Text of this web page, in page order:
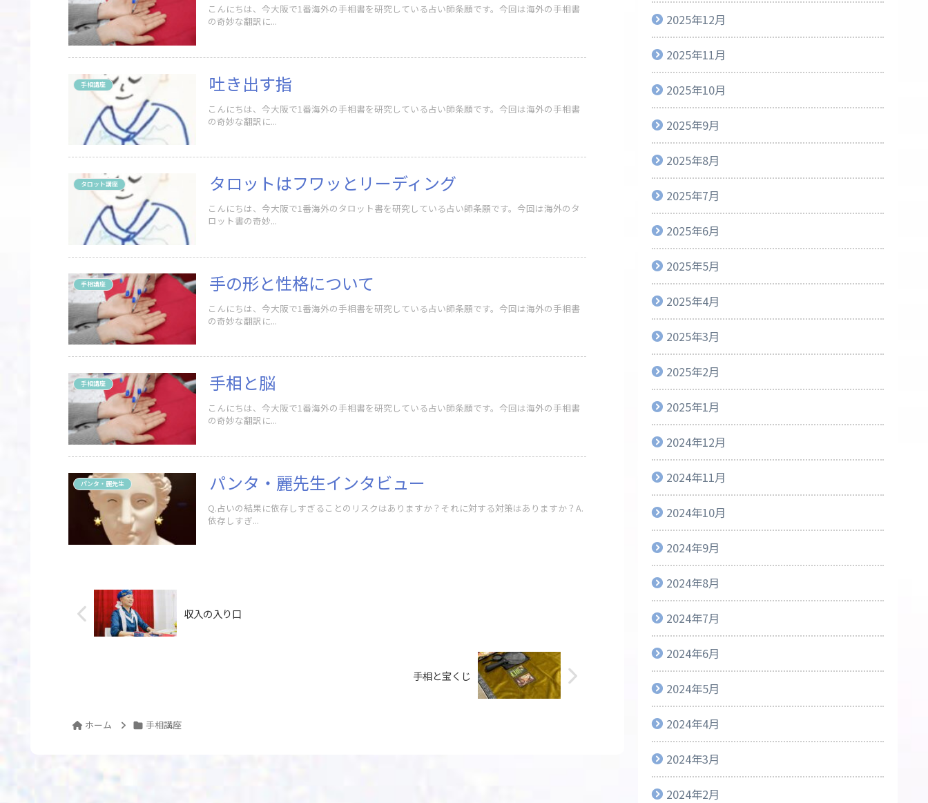
こんにちは、今大阪で1番海外の手相書を研究している占い師条願です。今回は海外の手相書
の奇妙な翻訳に...
手相講座 吐き出す指
こんにちは、今大阪で1番海外の手相書を研究している占い師条願です。今回は海外の手相書
の奇妙な翻訳に...
タロット講座 タロットはフワッとリーディング
こんにちは、今大阪で1番海外のタロット書を研究している占い師条願です。今回は海外のタ
ロット書の奇妙...
手相講座 手の形と性格について
こんにちは、今大阪で1番海外の手相書を研究している占い師条願です。今回は海外の手相書
の奇妙な翻訳に...
手相講座 手相と脳
こんにちは、今大阪で1番海外の手相書を研究している占い師条願です。今回は海外の手相書
の奇妙な翻訳に...
パンタ・麗先生 パンタ・麗先生インタビュー
Q.占いの結果に依存しすぎることのリスクはありますか？それに対する対策はありますか？A.
依存しすぎ...
収入の入り口
手相と宝くじ
ホーム 手相講座
2025年12月
2025年11月
2025年10月
2025年9月
2025年8月
2025年7月
2025年6月
2025年5月
2025年4月
2025年3月
2025年2月
2025年1月
2024年12月
2024年11月
2024年10月
2024年9月
2024年8月
2024年7月
2024年6月
2024年5月
2024年4月
2024年3月
2024年2月